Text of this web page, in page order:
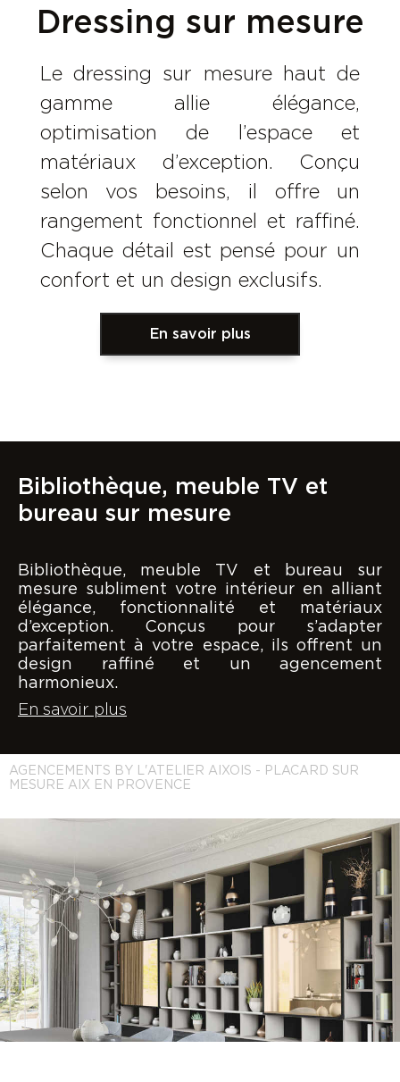
Dressing sur mesure
Le dressing sur mesure haut de
gamme allie élégance,
optimisation de l’espace et
matériaux d’exception. Conçu
selon vos besoins, il offre un
rangement fonctionnel et raffiné.
Chaque détail est pensé pour un
confort et un design exclusifs.
En savoir plus
Bibliothèque, meuble TV et
bureau sur mesure
Bibliothèque, meuble TV et bureau sur
mesure subliment votre intérieur en alliant
élégance, fonctionnalité et matériaux
d’exception. Conçus pour s’adapter
parfaitement à votre espace, ils offrent un
design raffiné et un agencement
harmonieux.
En savoir plus
AGENCEMENTS BY L'ATELIER AIXOIS - PLACARD SUR
MESURE AIX EN PROVENCE